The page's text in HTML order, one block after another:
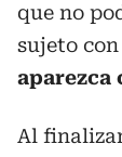
que no
sujeto
aparezca
Al